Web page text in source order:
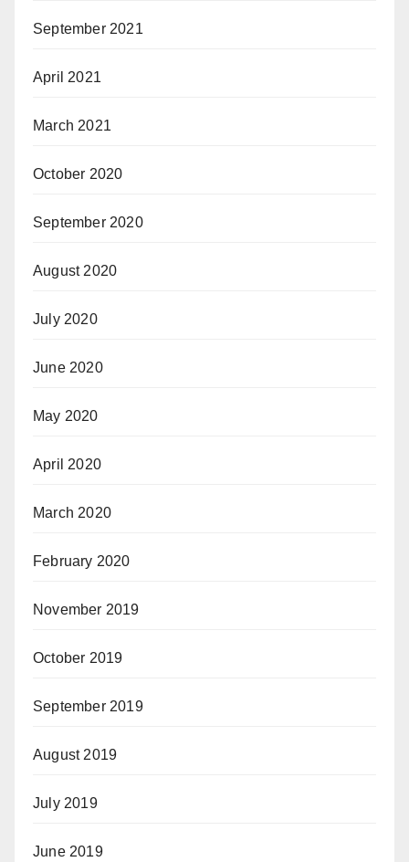
September 2021
April 2021
March 2021
October 2020
September 2020
August 2020
July 2020
June 2020
May 2020
April 2020
March 2020
February 2020
November 2019
October 2019
September 2019
August 2019
July 2019
June 2019